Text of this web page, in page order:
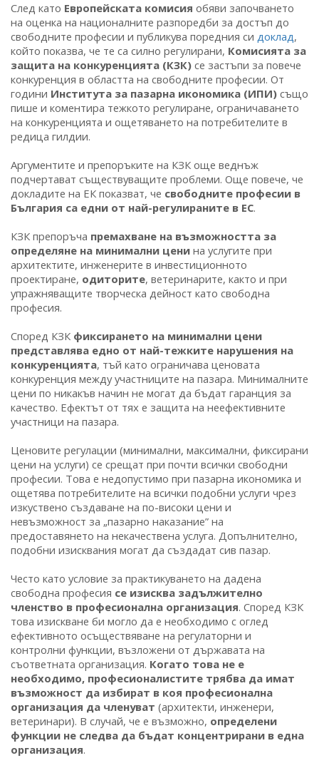
След като Европейската комисия обяви започването
на оценка на националните разпоредби за достъп до
свободните професии и публикува поредния си доклад,
който показва, че те са силно регулирани, Комисията за
защита на конкуренцията (КЗК) се застъпи за повече
конкуренция в областта на свободните професии. От
години Института за пазарна икономика (ИПИ) също
пише и коментира тежкото регулиране, ограничаването
на конкуренцията и ощетяването на потребителите в
редица гилдии.
Аргументите и препоръките на КЗК още веднъж
подчертават съществуващите проблеми. Още повече, че
докладите на ЕК показват, че свободните професии в
България са едни от най-регулираните в ЕС.
КЗК препоръча премахване на възможността за
определяне на минимални цени на услугите при
архитектите, инженерите в инвестиционното
проектиране, одиторите, ветеринарите, както и при
упражняващите творческа дейност като свободна
професия.
Според КЗК фиксирането на минимални цени
представлява едно от най-тежките нарушения на
конкуренцията, тъй като ограничава ценовата
конкуренция между участниците на пазара. Минималните
цени по никакъв начин не могат да бъдат гаранция за
качество. Ефектът от тях е защита на неефективните
участници на пазара.
Ценовите регулации (минимални, максимални, фиксирани
цени на услуги) се срещат при почти всички свободни
професии. Това е недопустимо при пазарна икономика и
ощетява потребителите на всички подобни услуги чрез
изкуствено създаване на по-високи цени и
невъзможност за „пазарно наказание” на
предоставянето на некачествена услуга. Допълнително,
подобни изисквания могат да създадат сив пазар.
Често като условие за практикуването на дадена
свободна професия се изисква задължително
членство в професионална организация. Според КЗК
това изискване би могло да е необходимо с оглед
ефективното осъществяване на регулаторни и
контролни функции, възложени от държавата на
съответната организация. Когато това не е
необходимо, професионалистите трябва да имат
възможност да избират в коя професионална
организация да членуват (архитекти, инженери,
ветеринари). В случай, че е възможно, определени
функции не следва да бъдат концентрирани в една
организация.